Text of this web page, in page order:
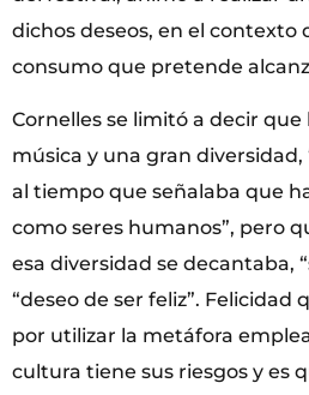
dichos deseos, en el contexto
consumo que pretende
Cornelles se limitó a decir que
música y una gran diversidad,
al tiempo que señalaba que
como seres humanos”, pero
esa diversidad se decantaba,
“deseo de ser feliz”. Felicidad
por utilizar la metáfora
cultura tiene sus riesgos y es